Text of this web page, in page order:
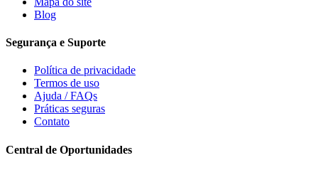
Blog
Segurança e Suporte
Política de privacidade
Termos de uso
Ajuda / FAQs
Práticas seguras
Contato
Central de Oportunidades